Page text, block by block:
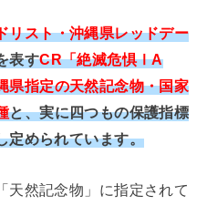
リスト・沖縄県レッドデー
表すCR「絶滅危惧ⅠA
県指定の天然記念物・国家
と、実に四つもの保護指標
定められています。
天然記念物」に指定されて